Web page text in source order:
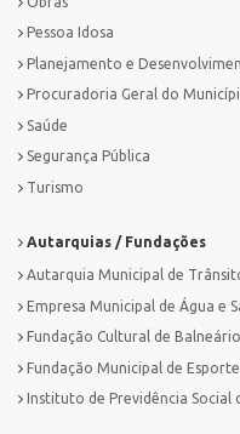
Pessoa Idosa
Planejamento e
Procuradoria Geral do
Saúde
Segurança Pública
Turismo
Autarquias / Fundações
Autarquia Municipal de
Empresa Municipal de Água e
Fundação Cultural de
Fundação Municipal de
Instituto de Previdência Social